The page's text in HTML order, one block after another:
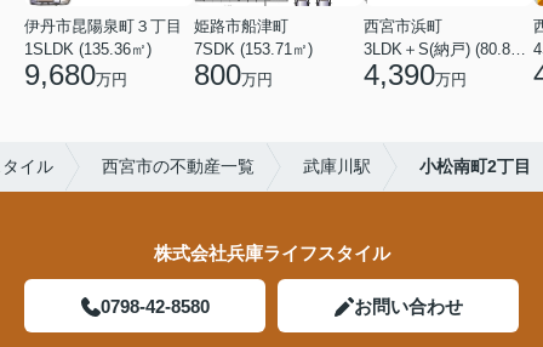
伊丹市昆陽泉町３丁目
1SLDK (135.36㎡)
9,680万円
姫路市船津町
7SDK (153.71㎡)
800万円
西宮市浜町
3LDK＋S(納戸) (80.84㎡)
4,390万円
イル 西宮市の不動産一覧 武庫川駅 小松南町2丁目
株式会社兵庫ライフスタイル
0798-42-8580 お問い合わせ